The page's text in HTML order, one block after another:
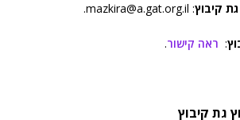
: mazkira@a.gat.org.il.
: ראה קישור.
גת קיבוץ